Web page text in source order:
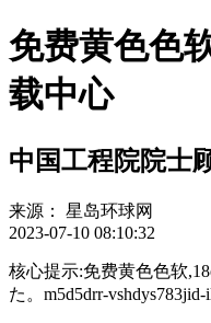
免费黄色色
载中心
中国工程院院士
来源：
星岛环球网
2023-07-10 08:10:32
核心提示:免费黄色色软
た。m5d5drr-vshdys783jid-